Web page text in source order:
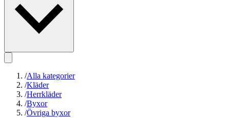
/Alla kategorier
/Kläder
/Herrkläder
/Byxor
/Övriga byxor